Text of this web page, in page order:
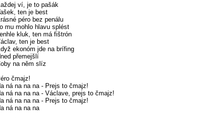
ví, je to pašák
ten je best
péro bez penálu
mu mohlo hlavu splést
kluk, ten má fištrón
ten je best
ekonóm jde na brífing
přemejšlí
na něm slíz
čmajz!
ná na na na - Prejs to čmajz!
ná na na na - Václave, prejs to čmajz!
ná na na na - Prejs to čmajz!
ná na na na